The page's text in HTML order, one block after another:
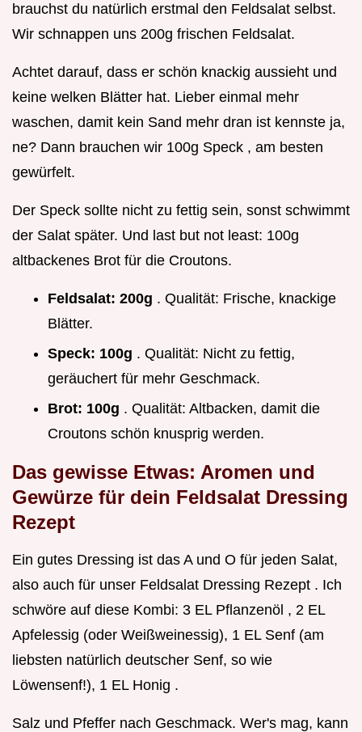
brauchst du natürlich erstmal den Feldsalat selbst.
Wir schnappen uns 200g frischen Feldsalat.
Achtet darauf, dass er schön knackig aussieht und
keine welken Blätter hat. Lieber einmal mehr
waschen, damit kein Sand mehr dran ist kennste ja,
ne? Dann brauchen wir 100g Speck , am besten
gewürfelt.
Der Speck sollte nicht zu fettig sein, sonst schwimmt
der Salat später. Und last but not least: 100g
altbackenes Brot für die Croutons.
Feldsalat: 200g . Qualität: Frische, knackige
Blätter.
Speck: 100g . Qualität: Nicht zu fettig,
geräuchert für mehr Geschmack.
Brot: 100g . Qualität: Altbacken, damit die
Croutons schön knusprig werden.
Das gewisse Etwas: Aromen und
Gewürze für dein Feldsalat Dressing
Rezept
Ein gutes Dressing ist das A und O für jeden Salat,
also auch für unser Feldsalat Dressing Rezept . Ich
schwöre auf diese Kombi: 3 EL Pflanzenöl , 2 EL
Apfelessig (oder Weißweinessig), 1 EL Senf (am
liebsten natürlich deutscher Senf, so wie
Löwensenf!), 1 EL Honig .
Salz und Pfeffer nach Geschmack. Wer's mag, kann